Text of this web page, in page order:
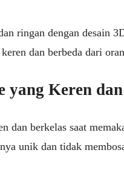
ringan dengan
dan berbeda dari
Keren
dan berkelas saat
unik dan tidak